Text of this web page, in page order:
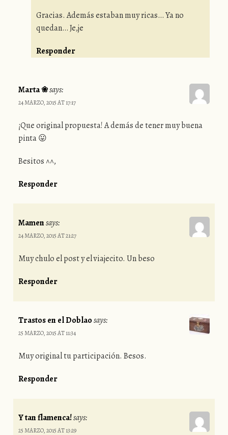
Gracias. Además estaban muy ricas… Ya no
quedan… Je,je
Responder
Marta ❀says:
24 MARZO, 2015 AT 17:17
¡Que original propuesta! A demás de tener muy buena
pinta 😛
Besitos ^^,
Responder
Mamensays:
24 MARZO, 2015 AT 21:27
Muy chulo el post y el viajecito. Un beso
Responder
Trastos en el Doblaosays:
25 MARZO, 2015 AT 11:34
Muy original tu participación. Besos.
Responder
Y tan flamenca!says:
25 MARZO, 2015 AT 13:29